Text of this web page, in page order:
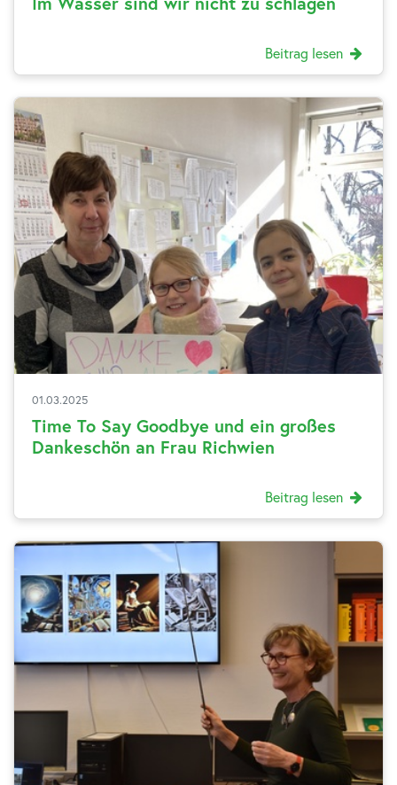
Beitrag lesen
01.03.2025
Time To Say Goodbye und ein großes
Dankeschön an Frau Richwien
Beitrag lesen